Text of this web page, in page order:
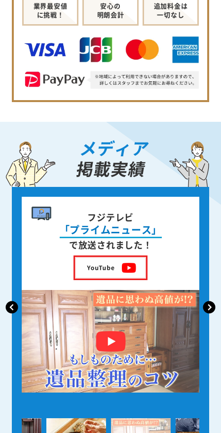
業界最安値
に挑戦！
安心の
明朗会計
追加料金は
一切なし
メディア
掲載実績
書籍出版
身近な人が
亡くなった後の遺品整理
を出版しました！